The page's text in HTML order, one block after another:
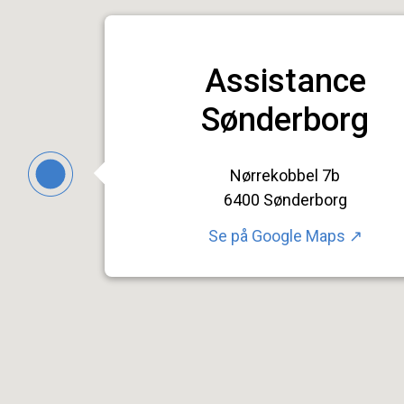
Assistance
Sønderborg
Nørrekobbel 7b
6400 Sønderborg
Se på Google Maps ↗